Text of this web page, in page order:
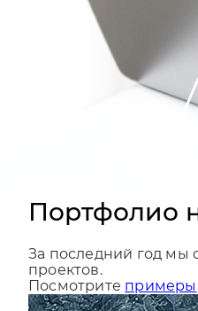
Портфолио
За последний год мы
проектов.
Посмотритепримеры